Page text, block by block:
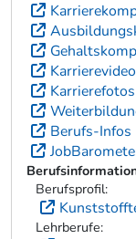
Karrierefotos
Berufs-Infos
Berufsprofil:
Lehrberufe: